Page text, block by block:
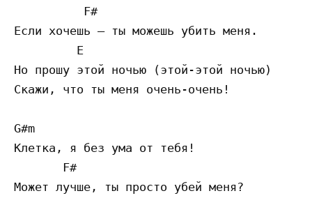
          F#
Если хочешь – ты можешь убить меня.
         E
Но прошу этой
Скажи, что ты меня очень-очень!
G#m
Клетка, я без ума от тебя!
       F#
Может лучше, ты просто убей меня?